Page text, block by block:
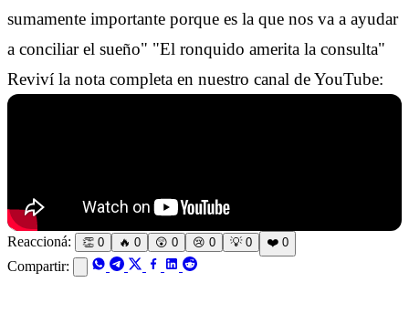
sumamente importante porque es la que nos va a ayudar
a conciliar el sueño" "El ronquido amerita la consulta"
Reviví la nota completa en nuestro canal de YouTube:
Reaccioná: 👏 0 🔥 0 😲 0 😢 0 💡 0 ❤️ 0
Compartir: